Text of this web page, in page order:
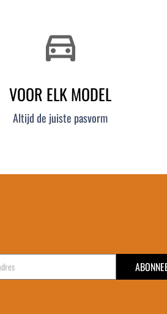
directions_car
VOOR ELK MODEL
Altijd de juiste pasvorm